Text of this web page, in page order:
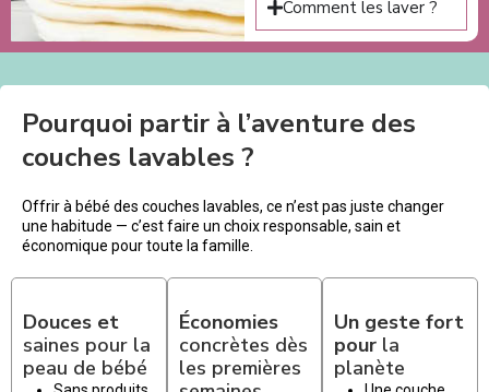
Comment les laver ?
Pourquoi partir à l’aventure des
couches lavables ?
Offrir à bébé des couches lavables, ce n’est pas juste changer
une habitude — c’est faire un choix responsable, sain et
économique pour toute la famille.
Douces et
saines pour la
peau de bébé
Économies
concrètes dès
les premières
Un geste fort
pour la
planète